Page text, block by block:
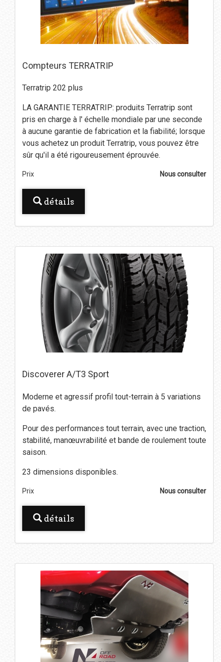
Compteurs TERRATRIP
Terratrip 202 plus
LA GARANTIE TERRATRIP: produits Terratrip sont
pris en charge à l' échelle mondiale par une seconde
à aucune garantie de fabrication et la fiabilité; lorsque
vous achetez un produit Terratrip, vous pouvez être
sûr qu'il a été rigoureusement éprouvée.
Prix Nous consulter
détails
Discoverer A/T3 Sport
Moderne et agressif profil tout-terrain à 5 variations
de pavés.
Pour des performances tout terrain, avec une traction,
stabilité, manœuvrabilité et bande de roulement toute
saison.
23 dimensions disponibles.
Prix Nous consulter
détails